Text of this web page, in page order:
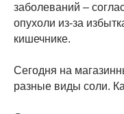
заболеваний –
опухоли из-за
кишечнике.
Сегодня на
разные виды соли.